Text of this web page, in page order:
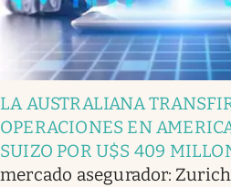
LA AUSTRALIANA
OPERACIONES EN
SUIZO POR U$S 409
mercado asegurador: